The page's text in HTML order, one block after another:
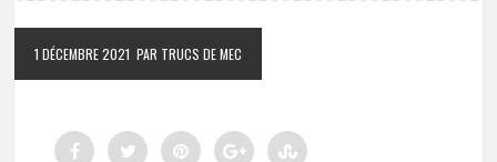
1 DÉCEMBRE 2021 PAR TRUCS DE MEC